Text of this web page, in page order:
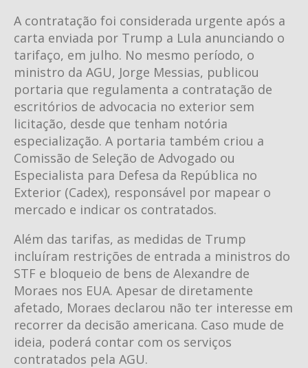
A contratação foi considerada urgente após a
carta enviada por Trump a Lula anunciando o
tarifaço, em julho. No mesmo período, o
ministro da AGU, Jorge Messias, publicou
portaria que regulamenta a contratação de
escritórios de advocacia no exterior sem
licitação, desde que tenham notória
especialização. A portaria também criou a
Comissão de Seleção de Advogado ou
Especialista para Defesa da República no
Exterior (Cadex), responsável por mapear o
mercado e indicar os contratados.
Além das tarifas, as medidas de Trump
incluíram restrições de entrada a ministros do
STF e bloqueio de bens de Alexandre de
Moraes nos EUA. Apesar de diretamente
afetado, Moraes declarou não ter interesse em
recorrer da decisão americana. Caso mude de
ideia, poderá contar com os serviços
contratados pela AGU.